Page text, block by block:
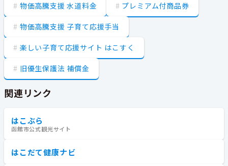
物価高騰支援 水道料金 プレミアム付商品券
物価高騰支援 子育て応援手当
楽しい子育て応援サイト はこすく
旧優生保護法 補償金
関連リンク
はこぶら
函館市公式観光サイト
はこだて健康ナビ